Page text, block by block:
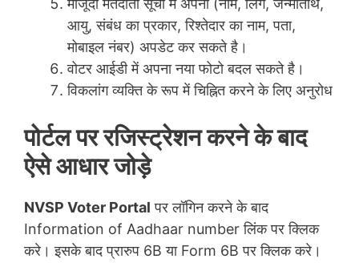
मौजूदा मतदाता सूची में अपना (नाम, लिंग, जन्मतिथि,
आयु, संबंध का प्रकार, रिश्तेदार का नाम, पता,
मोबाइल नंबर) अपडेट कर सकते है।
वोटर आईडी में अपना नया फोटो बदल सकते है।
विकलांग व्यक्ति के रूप में चिह्नित करने के लिए अनुरोध
पोर्टल पर रजिस्ट्रेशन करने के बाद
ऐसे आधार जोड़े
NVSP Voter Portal पर लॉगिन करने के बाद
Information of Aadhaar number लिंक पर क्लिक
करे। इसके बाद प्रारुप 6B या Form 6B पर क्लिक करे।